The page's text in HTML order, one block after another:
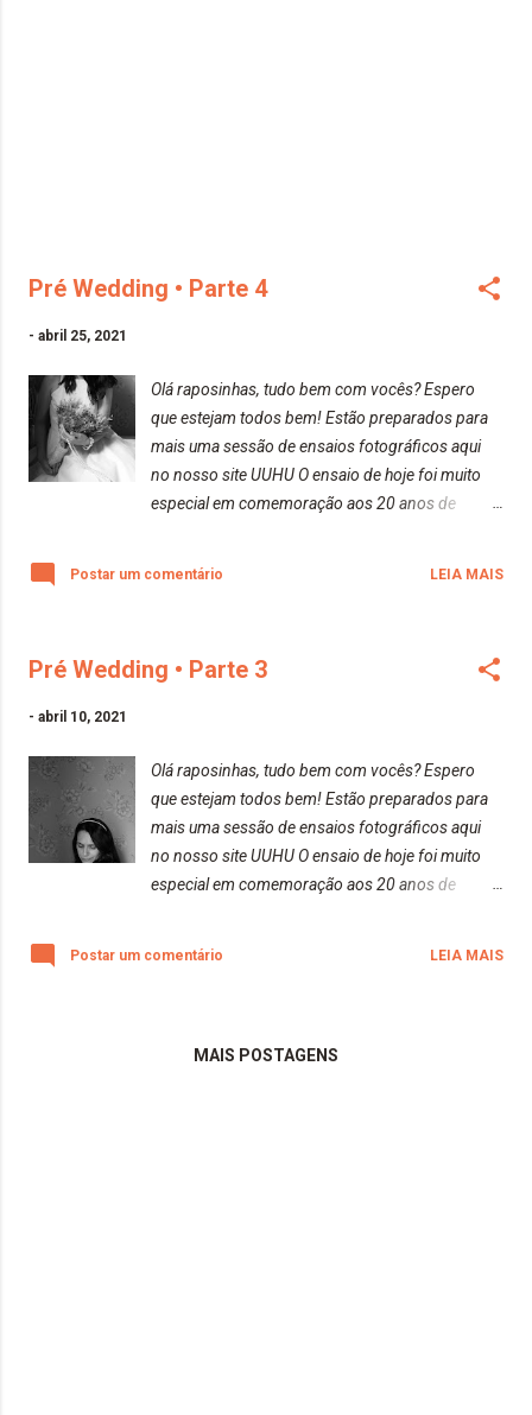
Pré Wedding • Parte 4
- abril 25, 2021
Olá raposinhas, tudo bem com vocês? Espero
que estejam todos bem! Estão preparados para
mais uma sessão de ensaios fotográficos aqui
no nosso site UUHU O ensaio de hoje foi muito
especial em comemoração aos 20 anos de
Postar um comentário LEIA MAIS
Pré Wedding • Parte 3
- abril 10, 2021
Olá raposinhas, tudo bem com vocês? Espero
que estejam todos bem! Estão preparados para
mais uma sessão de ensaios fotográficos aqui
no nosso site UUHU O ensaio de hoje foi muito
especial em comemoração aos 20 anos de
Postar um comentário LEIA MAIS
MAIS POSTAGENS